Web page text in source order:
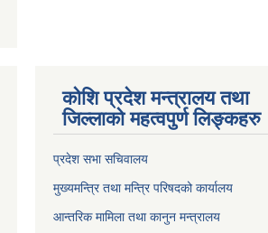
कोशि प्रदेश मन्त्रालय तथा
जिल्लाको महत्वपुर्ण लिङ्कहरु
प्रदेश सभा सचिवालय
मुख्यमन्त्रि तथा मन्त्रि परिषदको कार्यालय
आन्तरिक मामिला तथा कानुन मन्त्रालय